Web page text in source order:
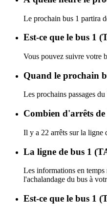
Le prochain bus 1 partira
Est-ce que le bus 1
Vous pouvez suivre votre
Quand le prochain
Les prochains passages
Combien d'arrêts
Il y a 22 arrêts sur la ligne
La ligne de bus 1
Les informations en
l'achalandage du bus à
Est-ce que le bus 1